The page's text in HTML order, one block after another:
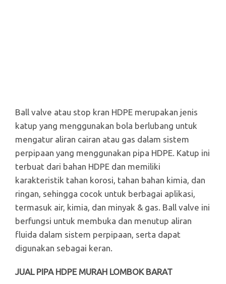
Ball valve atau stop kran HDPE merupakan jenis
katup yang menggunakan bola berlubang untuk
mengatur aliran cairan atau gas dalam sistem
perpipaan yang menggunakan pipa HDPE. Katup ini
terbuat dari bahan HDPE dan memiliki
karakteristik tahan korosi, tahan bahan kimia, dan
ringan, sehingga cocok untuk berbagai aplikasi,
termasuk air, kimia, dan minyak & gas. Ball valve ini
berfungsi untuk membuka dan menutup aliran
fluida dalam sistem perpipaan, serta dapat
digunakan sebagai keran.
JUAL PIPA HDPE MURAH LOMBOK BARAT